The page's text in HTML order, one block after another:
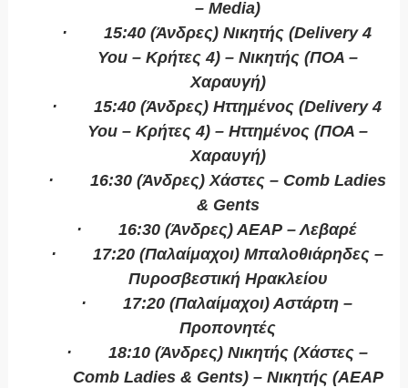
– Media)
·
15:40 (Άνδρες) Νικητής (Delivery4
You – Κρήτες 4) – Νικητής (ΠΟΑ –
Χαραυγή)
·
15:40 (Άνδρες) Ηττημένος (Delivery4
You – Κρήτες 4) – Ηττημένος (ΠΟΑ –
Χαραυγή)
·
16:30 (Άνδρες) Χάστες – Comb Ladies
& Gents
·
16:30 (Άνδρες) ΑΕΑΡ – Λεβαρέ
·
17:20 (Παλαίμαχοι) Μπαλοθιάρηδες –
Πυροσβεστική Ηρακλείου
·
17:20 (Παλαίμαχοι) Αστάρτη –
Προπονητές
·
18:10 (Άνδρες) Νικητής (Χάστες –
Comb Ladies& Gents) – Νικητής (ΑΕΑΡ